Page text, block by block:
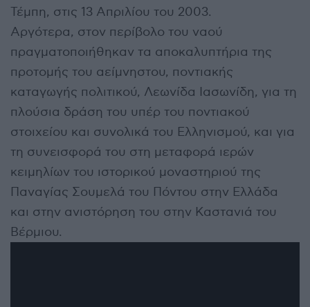
Τέμπη, στις 13 Απριλίου του 2003.
Αργότερα, στον περίβολο του ναού
πραγματοποιήθηκαν τα αποκαλυπτήρια της
προτομής του αείμνηστου, ποντιακής
καταγωγής πολιτικού, Λεωνίδα Ιασωνίδη, για τη
πλούσια δράση του υπέρ του ποντιακού
στοιχείου και συνολικά του Ελληνισμού, και για
τη συνεισφορά του στη μεταφορά ιερών
κειμηλίων του ιστορικού μοναστηριού της
Παναγίας Σουμελά του Πόντου στην Ελλάδα
και στην ανιστόρηση του στην Καστανιά του
Βέρμιου.